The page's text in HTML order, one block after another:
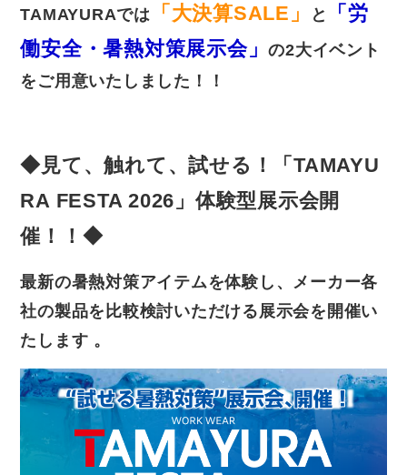
TAMAYURAでは 「大決算SALE」 と
「労
働安全・暑熱対策展示会」の2大イベント
をご用意いたしました！！
◆見て、触れて、試せる！「TAMAYU
RA FESTA 2026」体験型展示会開
催！！◆
最新の暑熱対策アイテムを体験し、メーカー各
社の製品を比較検討いただける展示会を開催い
たします 。